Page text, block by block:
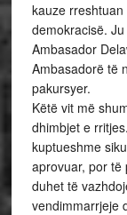
kauze
demokracisë.
Ambasador
Ambasadorë të
pakursyer.
Këtë vit më
dhimbjet e
kuptueshme
aprovuar, por të
duhet të
vendimmarrjeje